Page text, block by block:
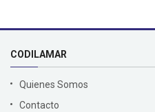
CODILAMAR
Quienes Somos
Contacto